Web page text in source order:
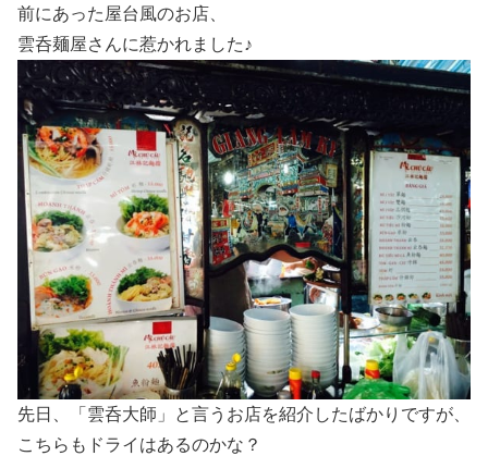
前にあった屋台風のお店、
雲呑麺屋さんに惹かれました♪
先日、「雲呑大師」と言うお店を紹介したばかりですが、
こちらもドライはあるのかな？